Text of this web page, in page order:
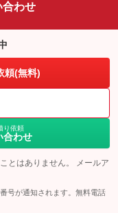
合わせ
頼(無料)
り依頼
合わせ
とはありません。 メールア
号が通知されます。無料電話